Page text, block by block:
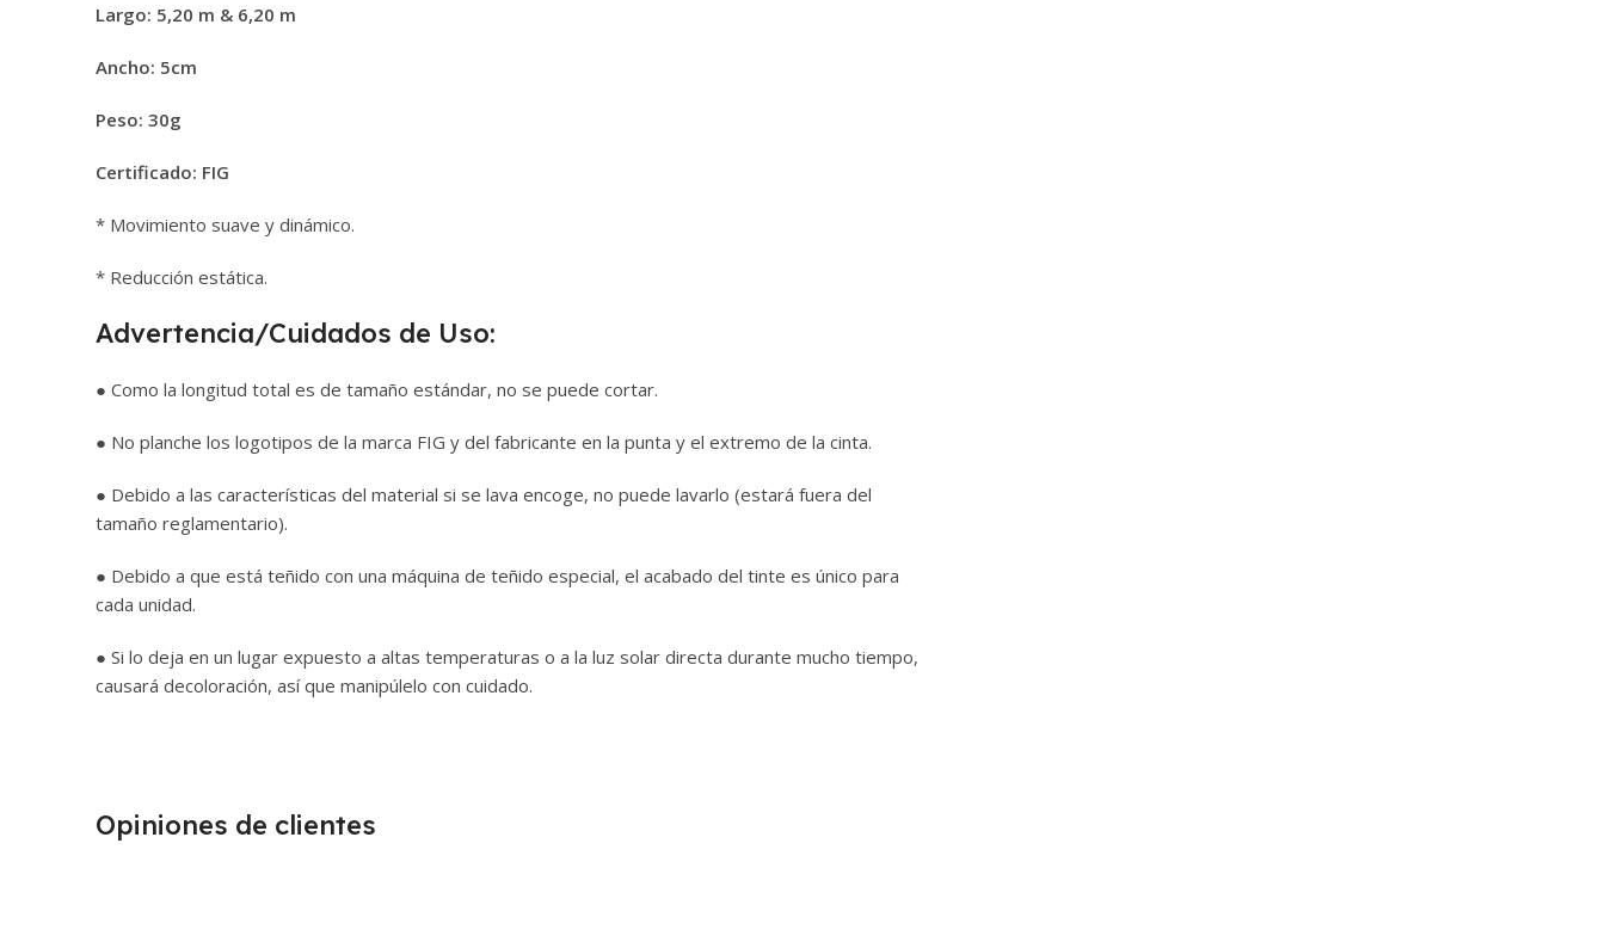
Largo: 5,20 m & 6,20 m
Ancho: 5cm
Peso: 30g
Certificado: FIG
* Movimiento suave y dinámico.
* Reducción estática.
Advertencia/Cuidados de Uso:
● Como la longitud total es de tamaño estándar, no se puede cortar.
● No planche los logotipos de la marca FIG y del fabricante en la punta y el extremo de la cinta.
● Debido a las características del material si se lava encoge, no puede lavarlo (estará fuera del
tamaño reglamentario).
● Debido a que está teñido con una máquina de teñido especial, el acabado del tinte es único para
cada unidad.
● Si lo deja en un lugar expuesto a altas temperaturas o a la luz solar directa durante mucho tiempo,
causará decoloración, así que manipúlelo con cuidado.
Opiniones de clientes